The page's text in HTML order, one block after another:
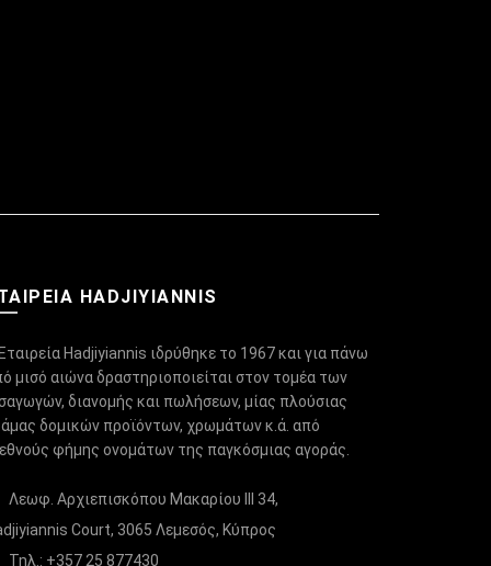
HADJIYIANNIS
Hadjiyiannis ιδρύθηκε το 1967 και για πάνω
μισό αιώνα δραστηριοποιείται στον τομέα των
διανομής και πωλήσεων, μίας πλούσιας
δομικών προϊόντων, χρωμάτων κ.ά. από
φήμης ονομάτων της παγκόσμιας αγοράς.
Λεωφ. Αρχιεπισκόπου Μακαρίου ΙΙΙ 34,
Court, 3065 Λεμεσός, Κύπρος
Τηλ.: +357 25 877430